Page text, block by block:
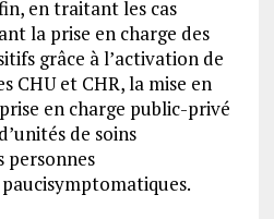
en traitant les cas
la prise en charge des
grâce à l’activation de
CHU et CHR, la mise en
en charge public-privé
de soins
personnes